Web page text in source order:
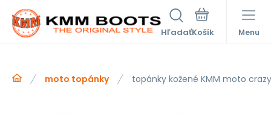
Hľadať Menu
moto topánky topánky kožené KMM moto